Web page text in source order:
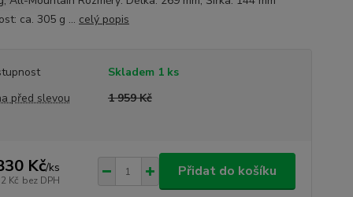
ca. 305 g ... celý popis
Skladem 1 ks
před slevou
1 959 Kč
Kč/ks
Kč bez DPH
Přidat do košíku